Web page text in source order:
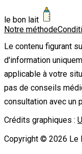
le bon lait
Notre méthode
Le contenu figurant
d'information
applicable à votre
pas de conseils
consultation avec un
Crédits graphiques :
Copyright © 2026 Le